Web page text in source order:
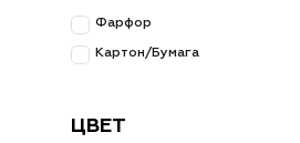
Фарфор
Картон/Бумага
ЦВЕТ